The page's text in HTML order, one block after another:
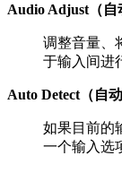
Audio Adjust（自
调整音量、
于输入间进
Auto Detect（自动
如果目前的
一个输入选